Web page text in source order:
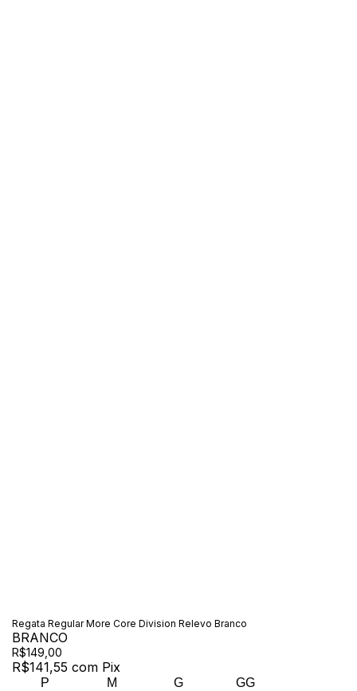
Regata Regular More Core Division Relevo Branco
BRANCO
R$149,00
R$141,55 com Pix
P M G GG